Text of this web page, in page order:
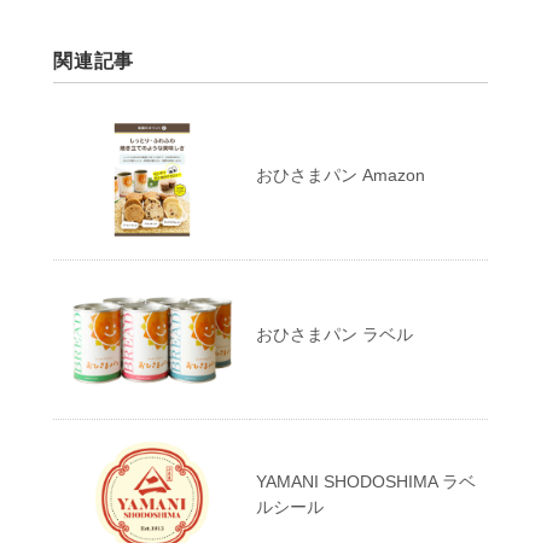
関連記事
おひさまパン Amazon
おひさまパン ラベル
YAMANI SHODOSHIMA ラベ
ルシール